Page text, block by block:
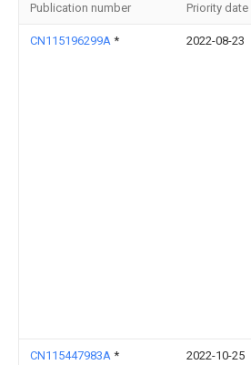
Publication number Priority date
CN115196299A * 2022-08-23
CN115447983A * 2022-10-25